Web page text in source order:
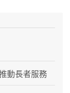
動長者服務